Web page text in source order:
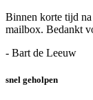
Binnen korte tijd
mailbox. Bedankt
- Bart de Leeuw
snel geholpen